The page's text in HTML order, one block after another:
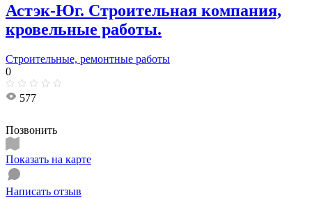
Астэк-Юг. Строительная компания,
кровельные работы.
Строительные, ремонтные работы
0
577
Позвонить
Показать на карте
Написать отзыв